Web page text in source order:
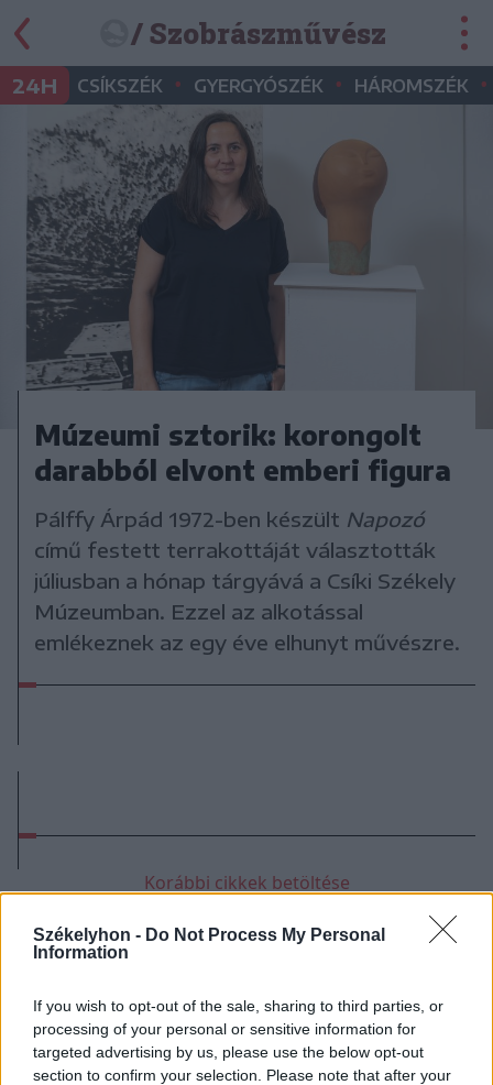
Székelyhon - Do Not Process My Personal
Information
If you wish to opt-out of the sale, sharing to third parties, or
processing of your personal or sensitive information for
targeted advertising by us, please use the below opt-out
section to confirm your selection. Please note that after your
/ Szobrászművész
24H CSÍKSZÉK • GYERGYÓSZÉK • HÁROMSZÉK •
Múzeumi sztorik: korongolt
darabból elvont emberi figura
Pálffy Árpád 1972-ben készült Napozó
című festett terrakottáját választották
júliusban a hónap tárgyává a Csíki Székely
Múzeumban. Ezzel az alkotással
emlékeznek az egy éve elhunyt művészre.
Korábbi cikkek betöltése